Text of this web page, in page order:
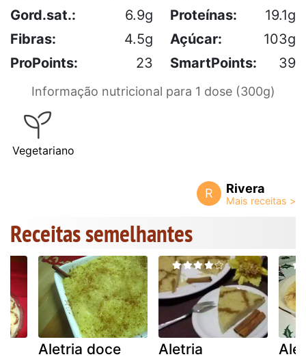
Gord.sat.:
6.9g Proteínas:
19.1g
Fibras:
4.5g Açúcar:
103g
ProPoints:
23 SmartPoints: 39
Informação nutricional para 1 dose (300g)
Vegetariano
R Rivera
Receitas semelhantes
Aletria doce Aletria